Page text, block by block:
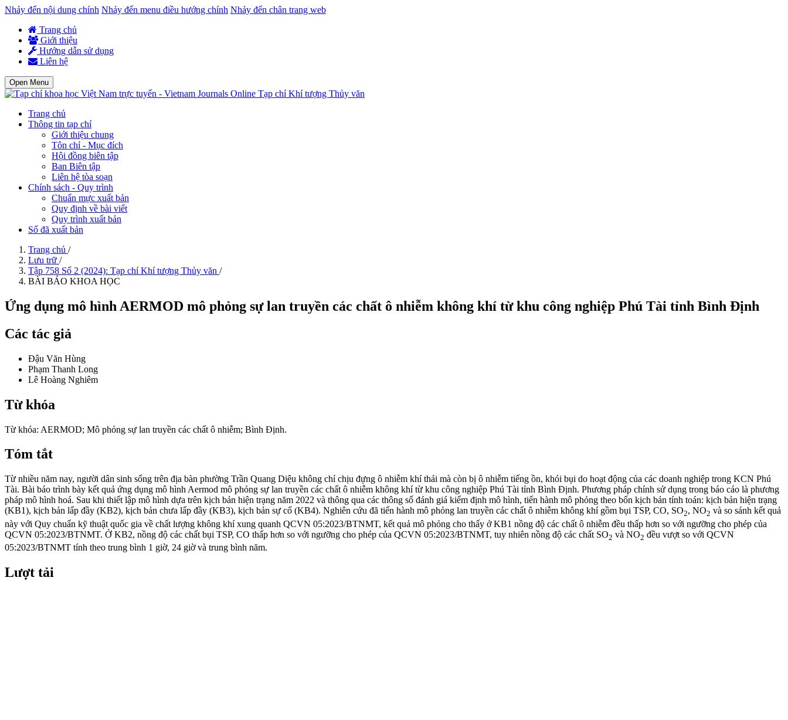
Nhảy đến nội dung chính Nhảy đến menu điều hướng chính Nhảy đến chân trang web
Trang chủ
Giới thiệu
Hướng dẫn sử dụng
Liên hệ
Open Menu
Tạp chí Khí tượng Thủy văn
Trang chủ
Thông tin tạp chí
Giới thiệu chung
Tôn chỉ - Mục đích
Hội đồng biên tập
Ban Biên tập
Liên hệ tòa soạn
Chính sách - Quy trình
Chuẩn mực xuất bản
Quy định về bài viết
Quy trình xuất bản
Số đã xuất bản
Trang chủ /
Lưu trữ /
Tập 758 Số 2 (2024): Tạp chí Khí tượng Thủy văn /
BÀI BÁO KHOA HỌC
Ứng dụng mô hình AERMOD mô phỏng sự lan truyền các chất ô nhiễm không khí từ khu công nghiệp Phú Tài tỉnh Bình Định
Các tác giả
Đậu Văn Hùng
Phạm Thanh Long
Lê Hoàng Nghiêm
Từ khóa
Từ khóa: AERMOD; Mô phỏng sự lan truyền các chất ô nhiễm; Bình Định.
Tóm tắt
Từ nhiều năm nay, người dân sinh sống trên địa bàn phường Trần Quang Diệu không chỉ chịu đựng ô nhiễm khí thải mà còn bị ô nhiễm tiếng ồn, khói bụi do hoạt động của các doanh nghiệp trong KCN Phú
Tài. Bài báo trình bày kết quả ứng dụng mô hình Aermod mô phỏng sự lan truyền các chất ô nhiễm không khí từ khu công nghiệp Phú Tài tỉnh Bình Định. Phương pháp chính sử dụng trong báo cáo là phương
pháp mô hình hoá. Sau khi thiết lập mô hình dựa trên kịch bản hiện trạng năm 2022 và thông qua các thông số đánh giá kiểm định mô hình, tiến hành mô phỏng theo bốn kịch bản tính toán: kịch bản hiện trạng
(KB1), kịch bản lấp đầy (KB2), kịch bản chưa lấp đầy (KB3), kịch bản sự cố (KB4). Nghiên cứu đã tiến hành mô phỏng lan truyền các chất ô nhiễm không khí gồm bụi TSP, CO, SO2, NO2 và so sánh kết quả
này với Quy chuẩn kỹ thuật quốc gia về chất lượng không khí xung quanh QCVN 05:2023/BTNMT, kết quả mô phỏng cho thấy ở KB1 nồng độ các chất ô nhiễm đều thấp hơn so với ngưỡng cho phép của
QCVN 05:2023/BTNMT. Ở KB2, nồng độ các chất bụi TSP, CO thấp hơn so với ngưỡng cho phép của QCVN 05:2023/BTNMT, tuy nhiên nồng độ các chất SO2 và NO2 đều vượt so với QCVN
05:2023/BTNMT tính theo trung bình 1 giờ, 24 giờ và trung bình năm.
Lượt tải